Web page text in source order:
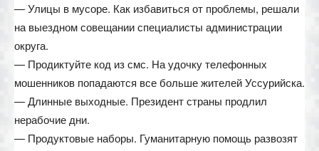
— Улицы в мусоре. Как избавиться от проблемы, решали
на выездном совещании специалисты администрации
округа.
— Продиктуйте код из смс. На удочку телефонных
мошенников попадаются все больше жителей Уссурийска.
— Длинные выходные. Президент страны продлил
нерабочие дни.
— Продуктовые наборы. Гуманитарную помощь развозят